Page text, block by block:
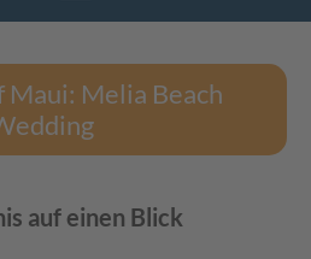
Maui: Melia Beach
auf einen Blick